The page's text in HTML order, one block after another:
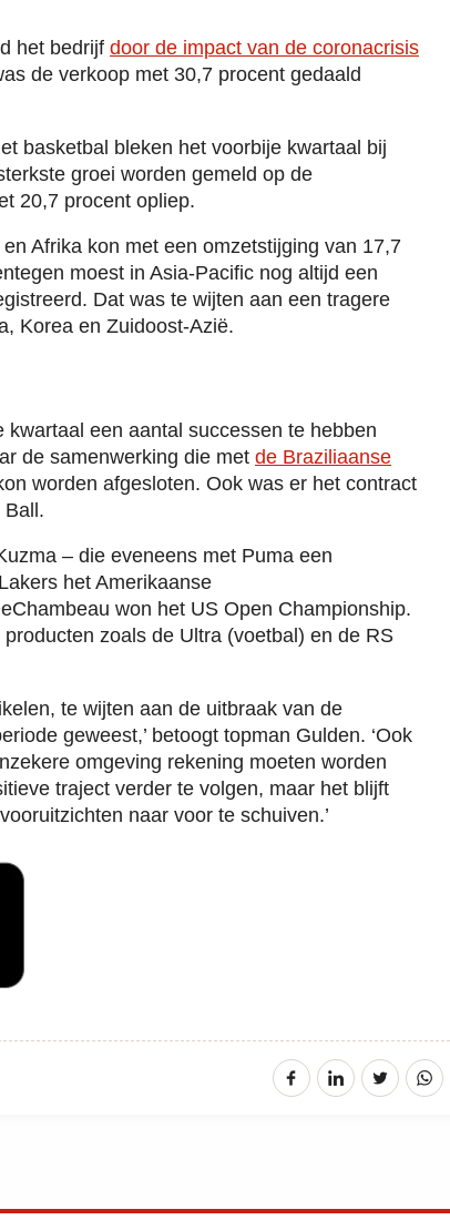
het bedrijf door de impact van de coronacrisis
de verkoop met 30,7 procent gedaald
basketbal bleken het voorbije kwartaal bij
groei worden gemeld op de
20,7 procent opliep.
Afrika kon met een omzetstijging van 17,7
moest in Asia-Pacific nog altijd een
Dat was te wijten aan een tragere
Korea en Zuidoost-Azië.
een aantal successen te hebben
de samenwerking die met de Braziliaanse
worden afgesloten. Ook was er het contract
Ball.
– die eveneens met Puma een
het Amerikaanse
won het US Open Championship.
zoals de Ultra (voetbal) en de RS
te wijten aan de uitbraak van de
geweest,’ betoogt topman Gulden. ‘Ook
omgeving rekening moeten worden
traject verder te volgen, maar het blijft
naar voor te schuiven.’